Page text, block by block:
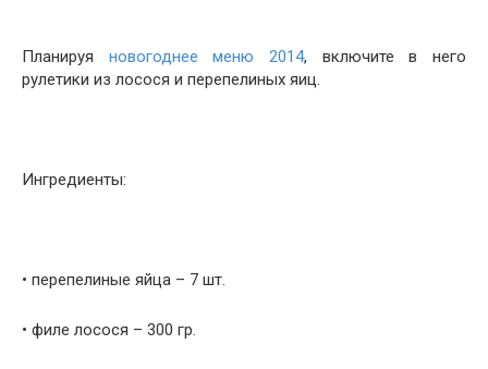
Планируя новогоднее меню 2014, включите в него
рулетики из лосося и перепелиных яиц.
Ингредиенты:
• перепелиные яйца – 7 шт.
• филе лосося – 300 гр.